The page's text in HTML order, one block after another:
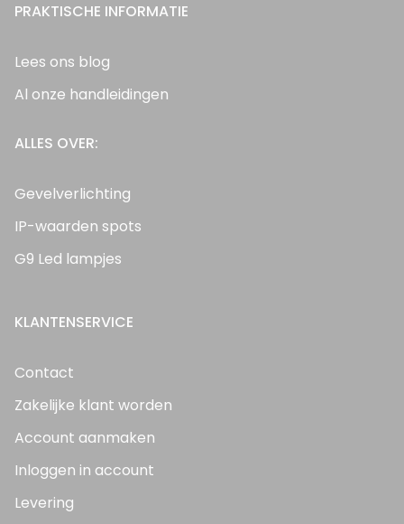
PRAKTISCHE INFORMATIE
Lees ons blog
Al onze handleidingen
ALLES OVER:
Gevelverlichting
IP-waarden spots
G9 Led lampjes
KLANTENSERVICE
Contact
Zakelijke klant worden
Account aanmaken
Inloggen in account
Levering